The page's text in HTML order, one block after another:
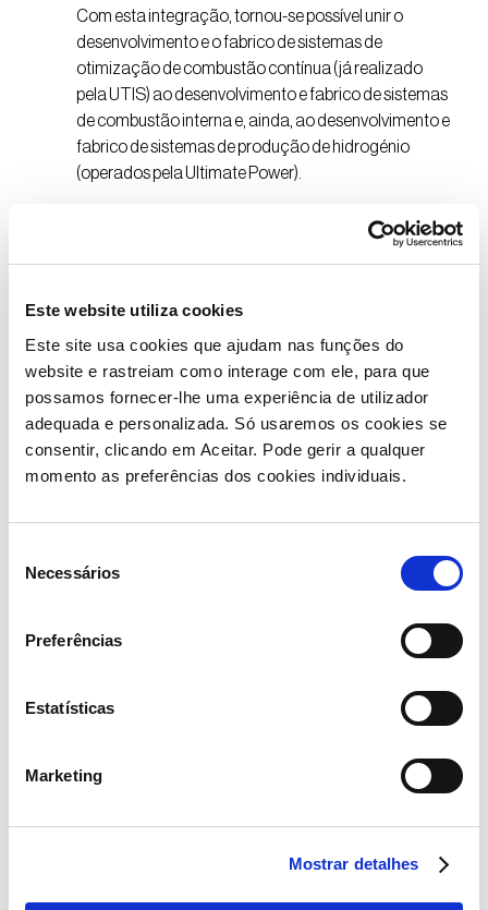
Este website utiliza cookies
Este site usa cookies que ajudam nas funções do
website e rastreiam como interage com ele, para que
possamos fornecer-lhe uma experiência de utilizador
adequada e personalizada. Só usaremos os cookies se
consentir, clicando em Aceitar. Pode gerir a qualquer
momento as preferências dos cookies individuais.
Necessários
Preferências
Estatísticas
Marketing
Mostrar detalhes
Com esta integração, tornou-se possível unir o
desenvolvimento e o fabrico de sistemas de
otimização de combustão contínua (já realizado
pela UTIS) ao desenvolvimento e fabrico de sistemas
de combustão interna e, ainda, ao desenvolvimento e
fabrico de sistemas de produção de hidrogénio
(operados pela Ultimate Power).
As perspetivas de crescimento e o aumento da
ambição gerados por esta parceria são realçados
Pires, CEO da Semapa, salienta a importância da
sustentabilidade. “É com grande satisfação e
entusiasmo que partilhamos o reforço desta
parceria na UTIS. Acreditamos na importância de
investir em projetos de elevado potencial de
crescimento a nível global, que contribuem para a
sustentabilidade. Este é um desses projetos”, afirmou.
que tem apostado fortemente na Investigação e no
Desenvolvimento (I&D) de produtos centrados no
palavras do CEO, Vítor Gonçalo, “um grande
energética e a redução da pegada carbónica”.
Aposta na inovação